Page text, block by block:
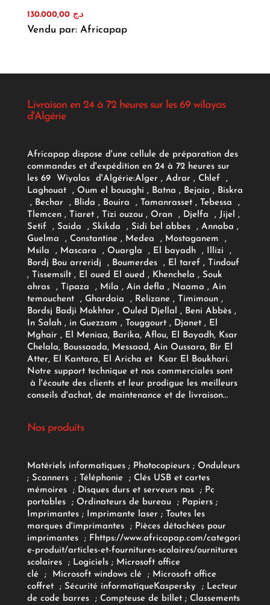
د.ج 130.000,00
Vendu par: Africapap
Livraison en 24 à 72 heures sur les 69 wilayas
d'Algérie
Africapap dispose d'une cellule de préparation des
commandes et d'expédition en 24 à 72 heures sur
les 69 Wiyalas d'Algérie:Alger , Adrar, Chlef ,
Laghouat , Oum el bouaghi , Batna , Bejaia , Biskra
, Bechar , Blida , Bouira , Tamanrasset , Tebessa ,
Tlemcen , Tiaret , Tizi ouzou , Oran , Djelfa , Jijel ,
Setif , Saida , Skikda , Sidi bel abbes , Annaba ,
Guelma , Constantine , Medea , Mostaganem ,
Msila , Mascara , Ouargla , El bayadh , Illizi ,
Bordj Bou arreridj , Boumerdes , El taref , Tindouf
, Tissemsilt , El oued El oued , Khenchela , Souk
ahras , Tipaza , Mila , Ain defla , Naama , Ain
temouchent , Ghardaia , Relizane , Timimoun ,
Bordsj Badji Mokhtar , Ouled Djellal , Beni Abbès ,
In Salah , in Guezzam , Touggourt , Djanet , El
Mghair , El Meniaa, Barika, Aflou, El Bayadh, Ksar
Chelala, Boussaada, Messaad, Ain Oussara, Bir El
Atter, El Kantara, El Aricha et Ksar El Boukhari.
Notre support technique et nos commerciales sont
à l'écoute des clients et leur prodigue les meilleurs
conseils d'achat, de maintenance et de livraison...
Nos produits
Matériels informatiques; Photocopieurs; Onduleurs
; Scanners ; Téléphonie ; Clés USB et cartes
mémoires
; Disques durs et serveurs nas ; Pc
portables
; Ordinateurs de bureau ; Papiers;
Imprimantes;Imprimante laser; Toutes les
marques d'imprimantes
; Pièces détachées pour
imprimantes
; Fhttps://www.africapap.com/categori
e-produit/articles-et-fournitures-scolaires/ournitures
scolaires; Logiciels ; Microsoft office
clé
; Microsoft windows clé; Microsoft office
coffret ; Sécurité informatiqueKaspersky ; Lecteur
de code barres
; Compteuse de billet; Classements